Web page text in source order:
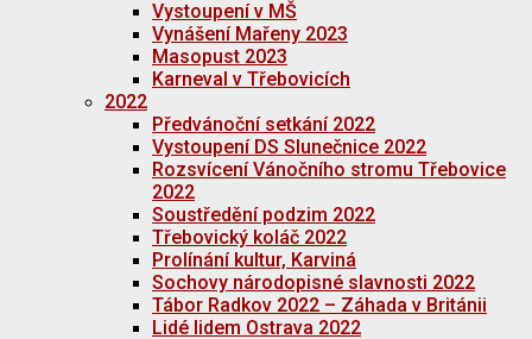
Vystoupení v MŠ
Vynášení Mařeny 2023
Masopust 2023
Karneval v Třebovicích
2022
Předvánoční setkání 2022
Vystoupení DS Slunečnice 2022
Rozsvícení Vánočního stromu Třebovice
2022
Soustředění podzim 2022
Třebovický koláč 2022
Prolínání kultur, Karviná
Sochovy národopisné slavnosti 2022
Tábor Radkov 2022 – Záhada v Británii
Lidé lidem Ostrava 2022